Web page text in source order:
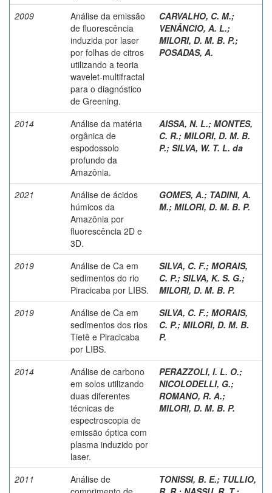
2009
Análise da emissão
de fluorescência
induzida por laser
por folhas de citros
utilizando a teoria
wavelet-multifractal
para o diagnóstico
de Greening.
CARVALHO, C. M.;
VENÂNCIO, A. L.;
MILORI, D. M. B. P.;
POSADAS, A.
2014
Análise da matéria
orgânica de
espodossolo
profundo da
Amazônia.
AISSA, N. L.; MONTES,
C. R.; MILORI, D. M. B.
P.; SILVA, W. T. L. da
2021
Análise de ácidos
húmicos da
Amazônia por
fluorescência 2D e
3D.
GOMES, A.; TADINI, A.
M.; MILORI, D. M. B. P.
2019
Análise de Ca em
sedimentos do rio
Piracicaba por LIBS.
SILVA, C. F.; MORAIS,
C. P.; SILVA, K. S. G.;
MILORI, D. M. B. P.
2019
Análise de Ca em
sedimentos dos rios
Tietê e Piracicaba
por LIBS.
SILVA, C. F.; MORAIS,
C. P.; MILORI, D. M. B.
P.
2014
Análise de carbono
em solos utilizando
duas diferentes
técnicas de
espectroscopia de
emissão óptica com
plasma induzido por
laser.
PERAZZOLI, I. L. O.;
NICOLODELLI, G.;
ROMANO, R. A.;
MILORI, D. M. B. P.
2011
Análise de
TONISSI, B. E.; TULLIO,